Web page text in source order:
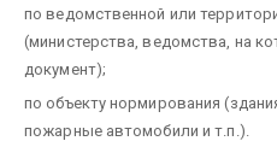
по ведомственной или
(министерства, ведомства, на
документ);
по объекту нормирования
пожарные автомобили и т.п.).